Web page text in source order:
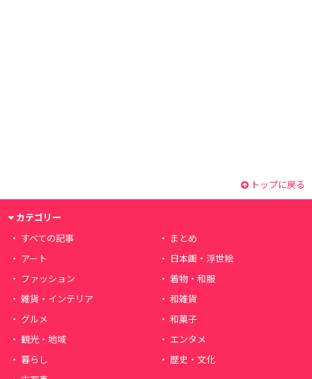
トップに戻る
カテゴリー
すべての記事
まとめ
アート
日本画・浮世絵
ファッション
着物・和服
雑貨・インテリア
和雑貨
グルメ
和菓子
観光・地域
エンタメ
暮らし
歴史・文化